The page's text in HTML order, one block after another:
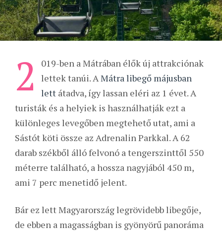
2
019-ben a Mátrában élők új attrakciónak
lettek tanúi. AMátra libegő májusban
lett átadva, így lassan eléri az 1 évet. A
turisták és a helyiek is használhatják ezt a
különleges levegőben megtehető utat, ami a
Sástót köti össze az Adrenalin Parkkal. A 62
darab székből álló felvonó a tengerszinttől 550
méterre található, a hossza nagyjából 450 m,
ami 7 perc menetidő jelent.
Bár ez lett Magyarország legrövidebb libegője,
de ebben a magasságban is gyönyörű panoráma